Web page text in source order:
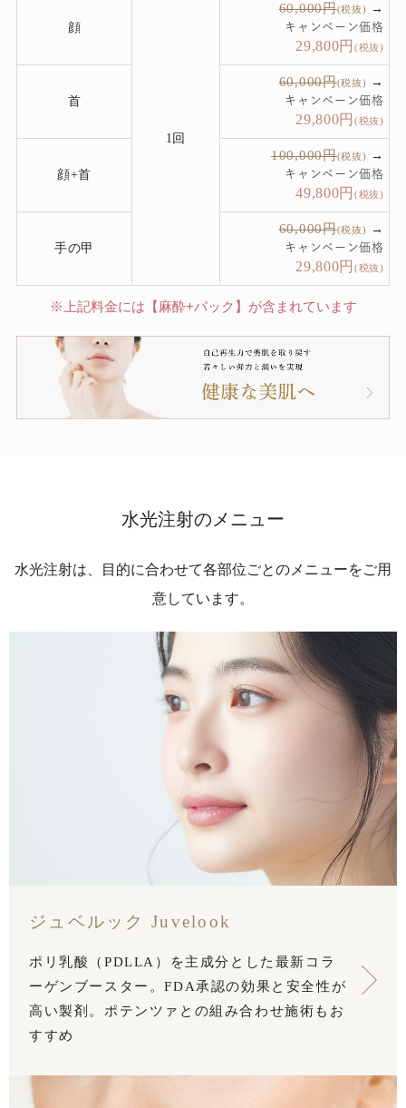
顔
1回
60,000円(税抜) →
キャンペーン価格
29,800円(税抜)
首
60,000円(税抜) →
キャンペーン価格
29,800円(税抜)
顔+首
100,000円(税抜) →
キャンペーン価格
49,800円(税抜)
手の甲
60,000円(税抜) →
キャンペーン価格
29,800円(税抜)
※上記料金には【麻酔+パック】が含まれています
水光注射のメニュー
水光注射は、目的に合わせて各部位ごとのメニューをご用
意しています。
ジュベルック Juvelook
ポリ乳酸（PDLLA）を主成分とした最新コラ
ーゲンブースター。FDA承認の効果と安全性が
高い製剤。ポテンツァとの組み合わせ施術もお
すすめ